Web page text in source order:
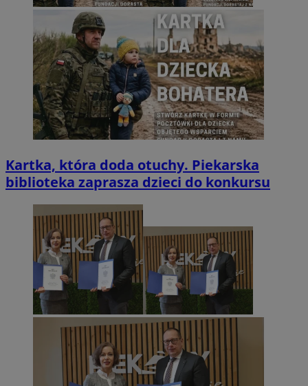
Kartka, która doda otuchy. Piekarska
biblioteka zaprasza dzieci do konkursu